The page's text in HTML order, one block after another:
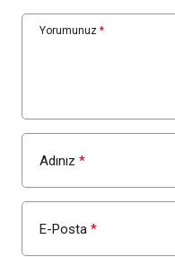
Yorumunuz *
Adınız *
E-Posta *